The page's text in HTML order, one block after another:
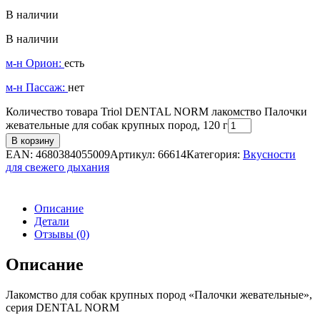
В наличии
В наличии
м-н Орион: есть
м-н Пассаж: нет
Количество товара Triol DENTAL NORM лакомство Палочки
жевательные для собак крупных пород, 120 г
В корзину
EAN: 4680384055009Артикул: 66614Категория: Вкусности
для свежего дыхания
Описание
Детали
Отзывы (0)
Описание
Лакомство для собак крупных пород «Палочки жевательные»,
серия DENTAL NORM